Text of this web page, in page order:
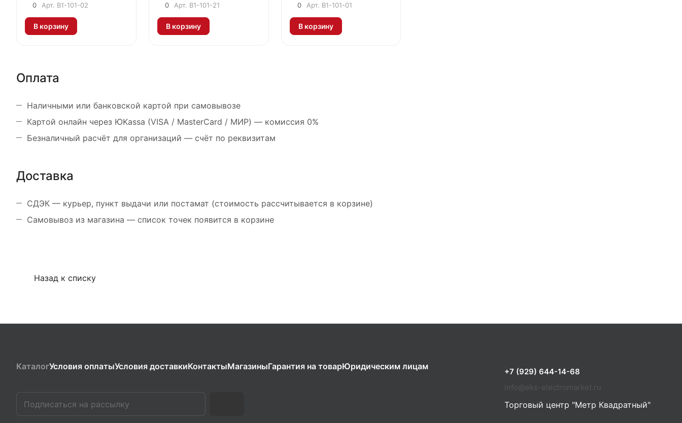
0 Арт. B1-101-02
В корзину
0 Арт. B1-101-21
В корзину
0 Арт. B1-101-01
В корзину
Оплата
Наличными или банковской картой при самовывозе
Картой онлайн через ЮKassa (VISA / MasterCard / МИР) — комиссия 0%
Безналичный расчёт для организаций — счёт по реквизитам
Доставка
СДЭК — курьер, пункт выдачи или постамат (стоимость рассчитывается в корзине)
Самовывоз из магазина — список точек появится в корзине
Назад к списку
КаталогУсловия оплатыУсловия доставкиКонтактыМагазиныГарантия на товарЮридическим лицам
+7 (929) 644-14-68
info@eks-electromarket.ru
Торговый центр "Метр Квадратный"